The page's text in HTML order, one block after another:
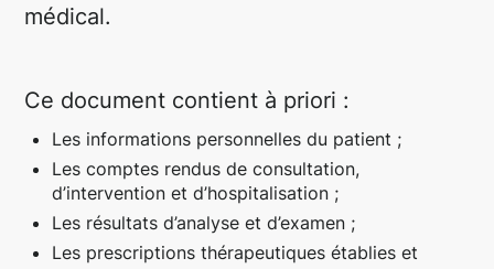
médical.
Ce document contient à priori :
Les informations personnelles du patient ;
Les comptes rendus de consultation,
d’intervention et d’hospitalisation ;
Les résultats d’analyse et d’examen ;
Les prescriptions thérapeutiques établies et